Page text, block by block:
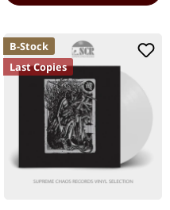
B-Stock
Last Copies